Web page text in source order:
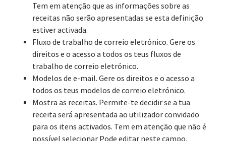
Tem em atenção que as informações sobre as
receitas não serão apresentadas se esta definição
estiver activada.
Fluxo de trabalho de correio eletrónico. Gere os
direitos e o acesso a todos os teus fluxos de
trabalho de correio eletrónico.
Modelos de e-mail. Gere os direitos e o acesso a
todos os teus modelos de correio eletrónico.
Mostra as receitas. Permite-te decidir se a tua
receita será apresentada ao utilizador convidado
para os itens activados. Tem em atenção que não é